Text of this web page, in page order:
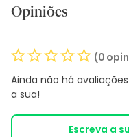
Opiniões
(0
Ainda não há
a sua!
Escreva a